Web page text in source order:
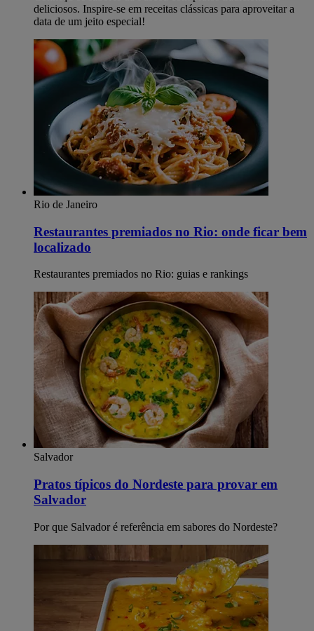
deliciosos. Inspire-se em receitas clássicas para aproveitar a
data de um jeito especial!
Rio de Janeiro
Restaurantes premiados no Rio: onde ficar bem
localizado
Restaurantes premiados no Rio: guias e rankings
Salvador
Pratos típicos do Nordeste para provar em
Salvador
Por que Salvador é referência em sabores do Nordeste?